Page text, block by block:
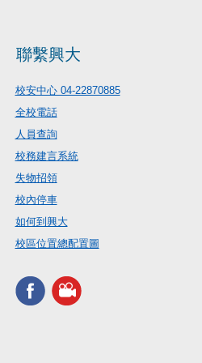
聯繫興大
校安中心 04-22870885
全校電話
人員查詢
校務建言系統
失物招領
校內停車
如何到興大
校區位置總配置圖